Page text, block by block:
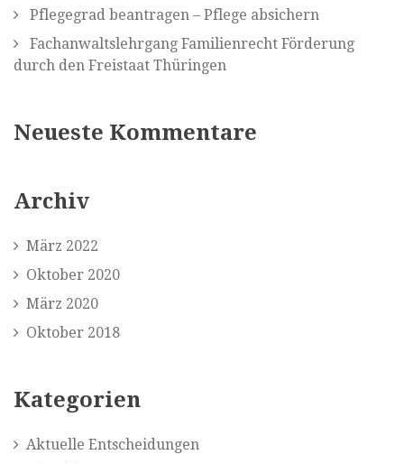
Pflegegrad beantragen – Pflege absichern
Fachanwaltslehrgang Familienrecht Förderung
durch den Freistaat Thüringen
Neueste Kommentare
Archiv
März 2022
Oktober 2020
März 2020
Oktober 2018
Kategorien
Aktuelle Entscheidungen